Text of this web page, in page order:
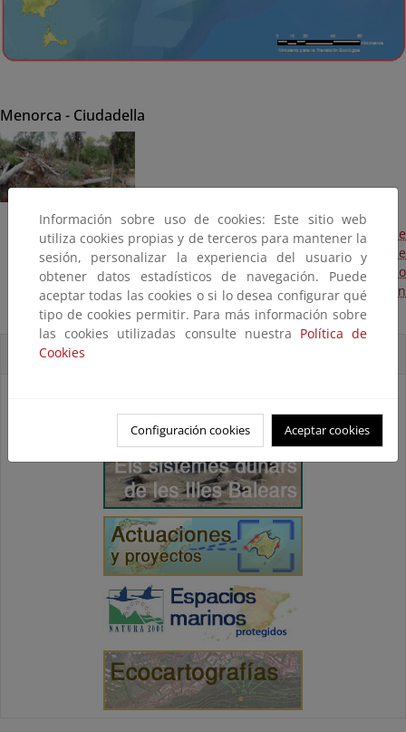
Menorca - Ciudadella
Proyecto de eliminación del alto riesgo de incendio y de
reparación de los daños ocasionados por el tornado de
abril de 2017 en las fincas adscritas al dominio público
marítimo-terrestre de Santa Ana y Navidaleta (En
ejecución, 2017)
Accesos directos
Información sobre uso de cookies: Este sitio web
utiliza cookies propias y de terceros para mantener la
sesión, personalizar la experiencia del usuario y
obtener datos estadísticos de navegación. Puede
aceptar todas las cookies o si lo desea configurar qué
tipo de cookies permitir. Para más información sobre
las cookies utilizadas consulte nuestra Política de
Cookies
Configuración cookies Aceptar cookies